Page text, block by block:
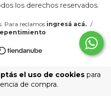
el uso de cookiespara
de compra.
los derechos reservados.
Para reclamos ingresá acá. /